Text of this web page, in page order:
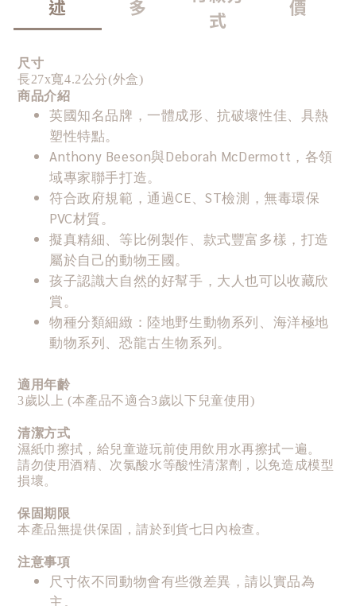
述
多
式
價
尺寸
長27x寬4.2公分(外盒)
商品介紹
英國知名品牌，一體成形、抗破壞性佳、具熱
塑性特點。
Anthony Beeson與Deborah McDermott，各領
域專家聯手打造。
符合政府規範，通過CE、ST檢測，無毒環保
PVC材質。
擬真精細、等比例製作、款式豐富多樣，打造
屬於自己的動物王國。
孩子認識大自然的好幫手，大人也可以收藏欣
賞。
物種分類細緻：陸地野生動物系列、海洋極地
動物系列、恐龍古生物系列。
適用年齡
3歲以上 (本產品不適合3歲以下兒童使用)
清潔方式
濕紙巾擦拭，給兒童遊玩前使用飲用水再擦拭一遍。
請勿使用酒精、次氯酸水等酸性清潔劑，以免造成模型
損壞。
保固期限
本產品無提供保固，請於到貨七日內檢查。
注意事項
尺寸依不同動物會有些微差異，請以實品為
主。